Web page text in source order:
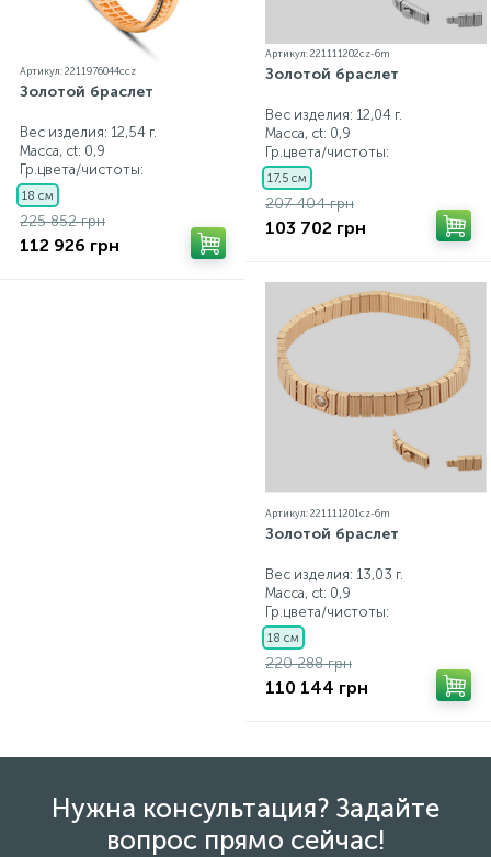
Артикул: 2211976044ccz
Золотой браслет
Вес изделия: 12,54 г.
Масса, ct: 0,9
Гр.цвета/чистоты:
18 см
225 852 грн
112 926 грн
Артикул: 221111202cz-6m
Золотой браслет
Вес изделия: 12,04 г.
Масса, ct: 0,9
Гр.цвета/чистоты:
17,5 см
207 404 грн
103 702 грн
Артикул: 221111201cz-6m
Золотой браслет
Вес изделия: 13,03 г.
Масса, ct: 0,9
Гр.цвета/чистоты:
18 см
220 288 грн
110 144 грн
Нужна консультация? Задайте
вопрос прямо сейчас!